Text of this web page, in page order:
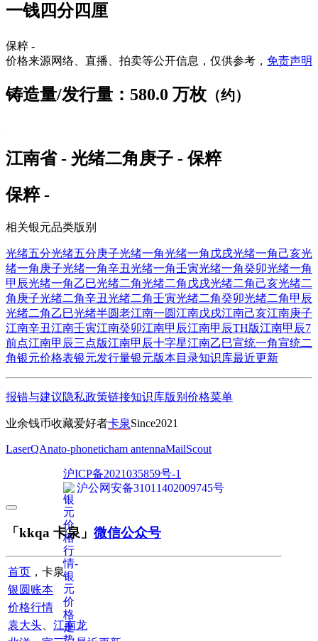
一钱四分四厘
保粹 -
价格来源网络、直播、拍卖等公开信息，仅供参考， 免责声明
铸造量/发行量：580.0 万枚 （约）
江南省 - 光绪二角庚子 - 保粹
保粹 -
相关银元品类版别
光绪五分光绪五分庚子光绪一角光绪一角戊戌光绪一角己亥光
绪一角庚子光绪一角辛丑光绪一角壬寅光绪一角癸卯光绪一角
甲辰光绪一角乙巳光绪二角光绪二角戊戌光绪二角己亥光绪二
角庚子光绪二角辛丑光绪二角壬寅光绪二角癸卯光绪二角甲辰
光绪二角乙巳光绪半圆老江南一圆江南戊戌江南己亥江南庚子
江南辛丑江南壬寅江南癸卯江南甲辰江南甲辰TH版江南甲辰7
前点江南甲辰三点版江南甲辰十字星江南乙巳宣统一角宣统二
角银元价格表银元发行量银元版本目录知识库最近更新
报错与建议隐私政策链接知识库版别 价格菜单
业余钱币收藏爱好者卡泉Since2021
LaserQAnato-phoneticham antennaMailScout
沪ICP备2021035859号-1
沪公网安备31011402009745号
「kkqa 卡泉」 微信公众号
首页 ，卡泉
银圆账本
价格行情
袁大头
江南龙